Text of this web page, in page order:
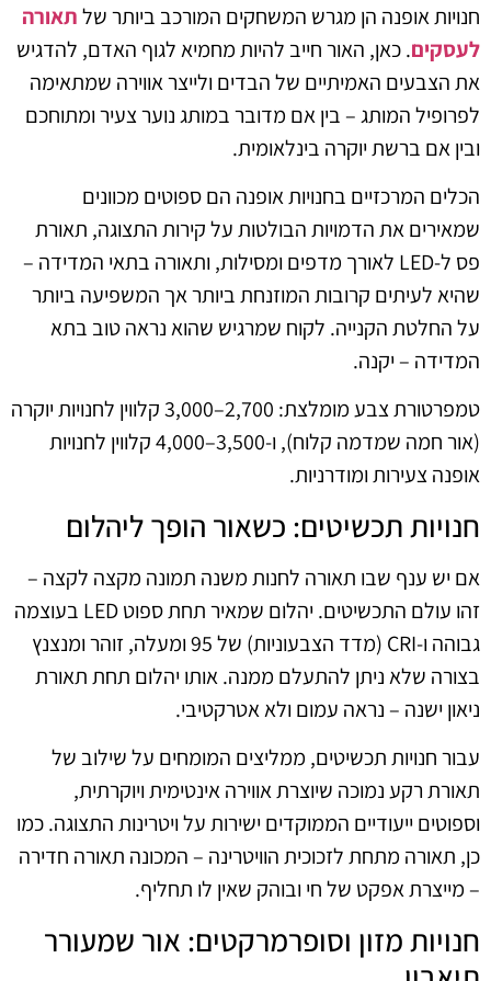
חנויות אופנה הן מגרש המשחקים המורכב ביותר שלתאורה
לעסקים. כאן, האור חייב להיות מחמיא לגוף האדם, להדגיש
את הצבעים האמיתיים של הבדים ולייצר אווירה שמתאימה
לפרופיל המותג – בין אם מדובר במותג נוער צעיר ומתוחכם
ובין אם ברשת יוקרה בינלאומית.
הכלים המרכזיים בחנויות אופנה הם ספוטים מכוונים
שמאירים את הדמויות הבולטות על קירות התצוגה, תאורת
פס ל-LED לאורך מדפים ומסילות, ותאורה בתאי המדידה –
שהיא לעיתים קרובות המוזנחת ביותר אך המשפיעה ביותר
על החלטת הקנייה. לקוח שמרגיש שהוא נראה טוב בתא
המדידה – יקנה.
טמפרטורת צבע מומלצת: 2,700–3,000 קלווין לחנויות יוקרה
(אור חמה שמדמה קלוח), ו-3,500–4,000 קלווין לחנויות
אופנה צעירות ומודרניות.
חנויות תכשיטים: כשאור הופך ליהלום
אם יש ענף שבו תאורה לחנות משנה תמונה מקצה לקצה –
זהו עולם התכשיטים. יהלום שמאיר תחת ספוט LED בעוצמה
גבוהה ו-CRI (מדד הצבעוניות) של 95 ומעלה, זוהר ומנצנץ
בצורה שלא ניתן להתעלם ממנה. אותו יהלום תחת תאורת
ניאון ישנה – נראה עמום ולא אטרקטיבי.
עבור חנויות תכשיטים, ממליצים המומחים על שילוב של
תאורת רקע נמוכה שיוצרת אווירה אינטימית ויוקרתית,
וספוטים ייעודיים הממוקדים ישירות על ויטרינות התצוגה. כמו
כן, תאורה מתחת לזכוכית הוויטרינה – המכונה תאורה חדירה
– מייצרת אפקט של חי ובוהק שאין לו תחליף.
חנויות מזון וסופרמרקטים: אור שמעורר